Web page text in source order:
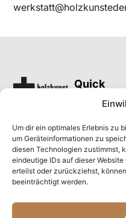
Um dir ein optimales Erlebnis zu
um Geräteinformationen zu
diesen Technologien zustimmst,
eindeutige IDs auf dieser
erteilst oder zurückziehst,
beeinträchtigt werden.
Quick
Mein Konto
Warenkorb
Kasse